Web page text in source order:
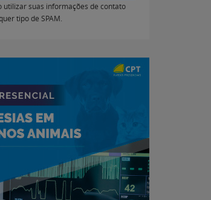
utilizar suas informações de contato
tipo de SPAM.